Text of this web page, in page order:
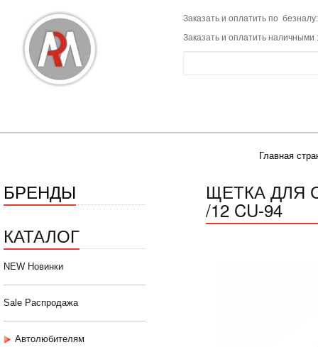
Заказать и оплатить по
Заказать и оплатить наличными
Главная
БРЕНДЫ
КАТАЛОГ
NEW Новинки
Sale Распродажа
Автолюбителям
ЩЕТКА ДЛЯ
/12 CU-94